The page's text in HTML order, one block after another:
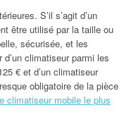
S’il s’agit d’un
être utilisé par la taille ou
sécurisée, et les
climatiseur parmi les
€ et d’un climatiseur
obligatoire de la pièce
climatiseur mobile le plus